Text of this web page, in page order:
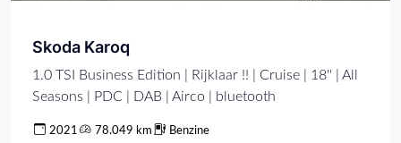
Skoda Karoq
1.0 TSI Business Edition | Rijklaar !! | Cruise | 18'' | All
Seasons | PDC | DAB | Airco | bluetooth
2021 78.049 km Benzine